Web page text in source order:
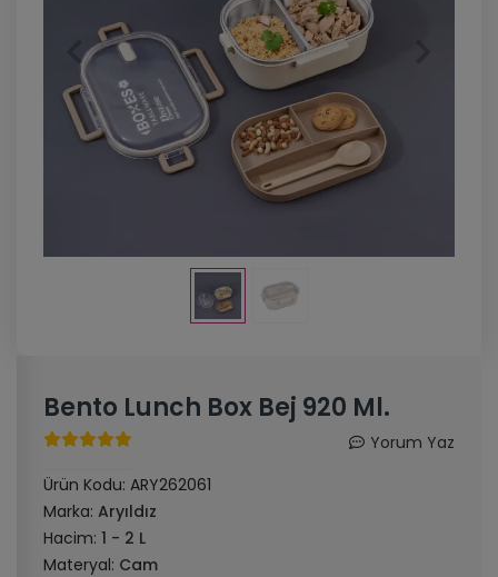
Bento Lunch Box Bej 920 Ml.
Yorum Yaz
Ürün Kodu: ARY262061
Marka: Aryıldız
Hacim: 1 - 2 L
Materyal: Cam